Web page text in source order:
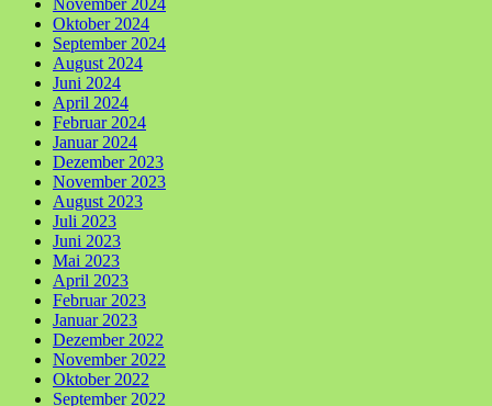
Oktober 2024
September 2024
August 2024
Juni 2024
April 2024
Februar 2024
Januar 2024
Dezember 2023
November 2023
August 2023
Juli 2023
Juni 2023
Mai 2023
April 2023
Februar 2023
Januar 2023
Dezember 2022
November 2022
Oktober 2022
September 2022